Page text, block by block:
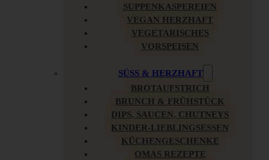
SUPPENKASPEREIEN
VEGAN HERZHAFT
VEGETARISCHES
VORSPEISEN
SÜSS & HERZHAFT
BROTAUFSTRICH
BRUNCH & FRÜHSTÜCK
DIPS, SAUCEN, CHUTNEYS
KINDER-LIEBLINGSESSEN
KÜCHENGESCHENKE
OMAS REZEPTE